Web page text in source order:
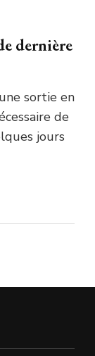
dernière
sortie en
de
jours